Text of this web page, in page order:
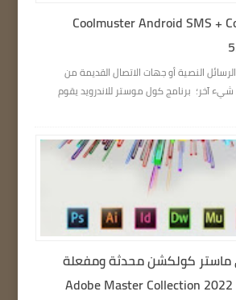
Coolmuster Android SMS +
النصية أو جهات الاتصال القديمة من
آخر؛ برنامج كول موستر للاندرويد يقوم
ماستر كولكشن محدثة ومفعلة